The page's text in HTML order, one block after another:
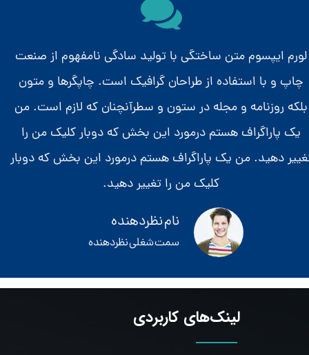
لورم ایپسوم متن ساختگی با تولید سادگی نامفهوم از صنعت
چاپ و با استفاده از طراحان گرافیک است. چاپگرها و متون
بلکه روزنامه و مجله در ستون و سطرآنچنان که لازم است. من
یک پاراگراف هستم درمورد این بخش که دوبار کلیک من را
دهید. من یک پاراگراف هستم درمورد این بخش که دوبار
کلیک من را تغییر دهید.
نام نظردهنده
سمت شغلی نظردهنده
لینک‌های کاربردی